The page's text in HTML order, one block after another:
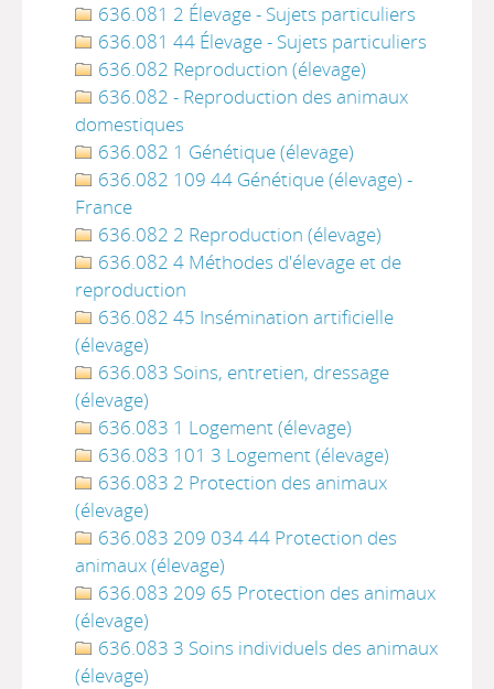
636.081 2 Élevage - Sujets particuliers
636.081 44 Élevage - Sujets particuliers
636.082 Reproduction (élevage)
636.082 - Reproduction des animaux
domestiques
636.082 1 Génétique (élevage)
636.082 109 44 Génétique (élevage) -
France
636.082 2 Reproduction (élevage)
636.082 4 Méthodes d'élevage et de
reproduction
636.082 45 Insémination artificielle
(élevage)
636.083 Soins, entretien, dressage
(élevage)
636.083 1 Logement (élevage)
636.083 101 3 Logement (élevage)
636.083 2 Protection des animaux
(élevage)
636.083 209 034 44 Protection des
animaux (élevage)
636.083 209 65 Protection des animaux
(élevage)
636.083 3 Soins individuels des animaux
(élevage)